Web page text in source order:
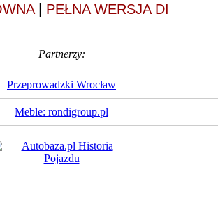
| PEŁNA WERSJA DI
Partnerzy:
Przeprowadzki Wrocław
Meble: rondigroup.pl